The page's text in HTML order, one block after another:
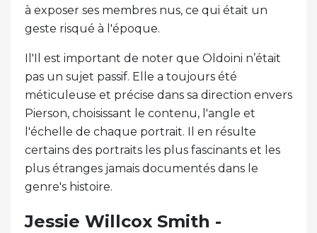
à exposer ses membres nus, ce qui était un
geste risqué à l'époque.
Il'Il est important de noter que Oldoini n’était
pas un sujet passif. Elle a toujours été
méticuleuse et précise dans sa direction envers
Pierson, choisissant le contenu, l'angle et
l'échelle de chaque portrait. Il en résulte
certains des portraits les plus fascinants et les
plus étranges jamais documentés dans le
genre's histoire.
Jessie Willcox Smith -